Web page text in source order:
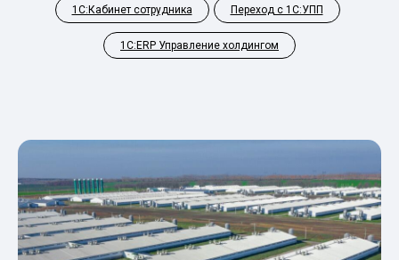
1С:Кабинет сотрудника Переход с 1С:УПП
1С:ERP Управление холдингом